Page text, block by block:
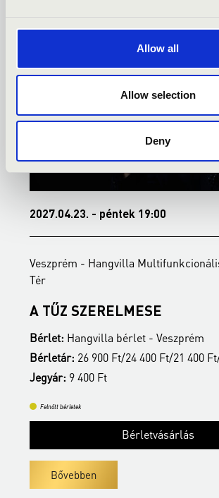
Allow all
Allow selection
Deny
2027.04.23. - péntek 19:00
Veszprém - Hangvilla
Tér
A TŰZ SZERELMESE
Bérlet: Hangvilla bérlet - Veszprém
Bérletár: 26 900 Ft/24 400 Ft/21 400
Jegyár: 9 400 Ft
Felnőtt bérletek
Bérletvásárlás
Bővebben